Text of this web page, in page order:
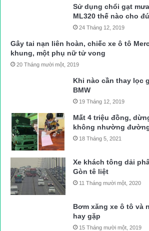
Sử dụng chổi gạt
ML320 thế nào cho
24 Tháng 12, 2019
Gây tai nạn liên hoàn, chiếc xe ô tô
khung, một phụ nữ tử vong
20 Tháng mười một, 2019
Khi nào cần thay lọc
BMW
19 Tháng 12, 2019
Mất 4 triệu đồng,
không nhường
18 Tháng 5, 2021
Xe khách tông dải
Gòn tê liệt
11 Tháng mười một, 2020
Bơm xăng xe ô tô và
hay gặp
15 Tháng mười một, 2019